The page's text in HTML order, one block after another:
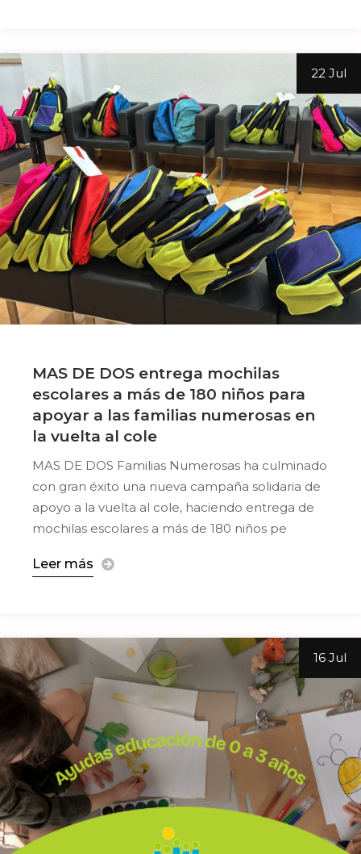
22 Jul
MAS DE DOS entrega mochilas
escolares a más de 180 niños para
apoyar a las familias numerosas en
la vuelta al cole
MAS DE DOS Familias Numerosas ha culminado
con gran éxito una nueva campaña solidaria de
apoyo a la vuelta al cole, haciendo entrega de
mochilas escolares a más de 180 niños pe
Leer más
16 Jul